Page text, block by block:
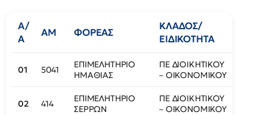
Α/
Α
ΑΜ ΦΟΡΕΑΣ
ΚΛΑΔΟΣ/
ΕΙΔΙΚΟΤΗΤΑ
01 5041
ΕΠΙΜΕΛΗΤΗΡΙΟ
ΗΜΑΘΙΑΣ
ΠΕ ΔΙΟΙΚΗΤΙΚΟΥ
– ΟΙΚΟΝΟΜΙΚΟΥ
02 414
ΕΠΙΜΕΛΗΤΗΡΙΟ
ΣΕΡΡΩΝ
ΠΕ ΔΙΟΙΚΗΤΙΚΟΥ
– ΟΙΚΟΝΟΜΙΚΟΥ